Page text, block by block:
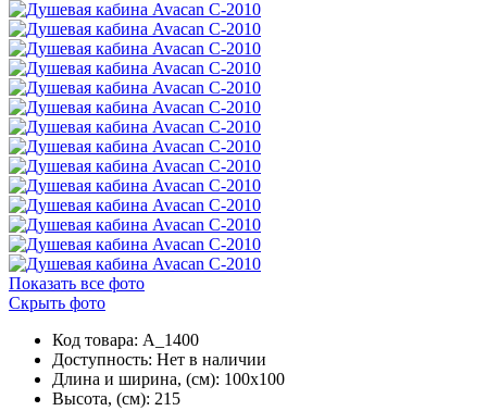
Показать все фото
Скрыть фото
Код товара: A_1400
Доступность: Нет в наличии
Длина и ширина, (см): 100x100
Высота, (см): 215